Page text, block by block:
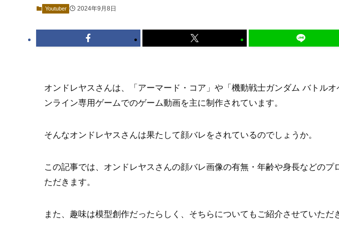
Youtuber 2024年9月8日
オンドレヤスさんは、「アーマード・コア」や「機動戦士ガンダム バトル
ンライン専用ゲームでのゲーム動画を主に制作されています。
そんなオンドレヤスさんは果たして顔バレをされているのでしょうか。
この記事では、オンドレヤスさんの顔バレ画像の有無・年齢や身長などのプ
ただきます。
また、趣味は模型創作だったらしく、そちらについてもご紹介させていただ